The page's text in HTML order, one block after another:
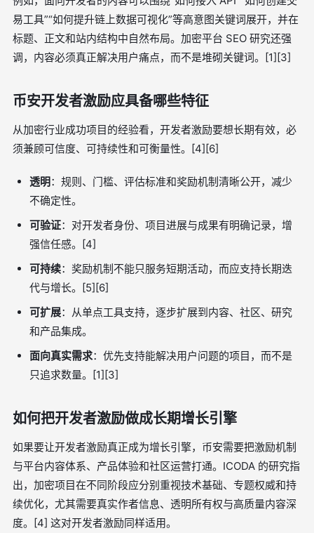
易工具”“如何提升链上数据可视化”等高意图关键词展开，并在
标题、正文和站内结构中自然布局。加密平台 SEO 研究还强
调，内容必须真正解决用户痛点，而不是堆砌关键词。[1][3]
币安开发者激励应具备哪些特征
从加密行业成功项目的经验看，开发者激励要想长期有效，必
须兼顾可信度、可持续性和可衡量性。[4][6]
透明：规则、门槛、评估标准和奖励机制清晰公开，减少
不确定性。
可验证：对开发者身份、项目进展与成果有明确记录，增
强信任感。[4]
可持续：奖励机制不能只服务短期活动，而应支持长期迭
代与增长。[5][6]
可扩展：从单点工具支持，逐步扩展到内容、社区、研究
和产品集成。
面向真实需求：优先支持能解决用户问题的项目，而不是
只追求数量。[1][3]
如何把开发者激励做成长期增长引擎
如果要让开发者激励真正成为增长引擎，币安需要把激励机制
与平台内容体系、产品体验和社区运营打通。ICODA 的研究指
出，加密项目在不同阶段应分别重视技术基础、专题权威和持
续优化，尤其需要真实作者信息、透明所有权与高质量内容深
度。[4] 这对开发者激励同样适用。